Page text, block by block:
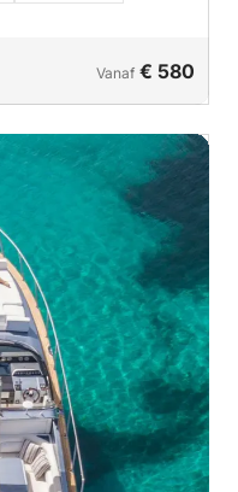
Vanaf € 580